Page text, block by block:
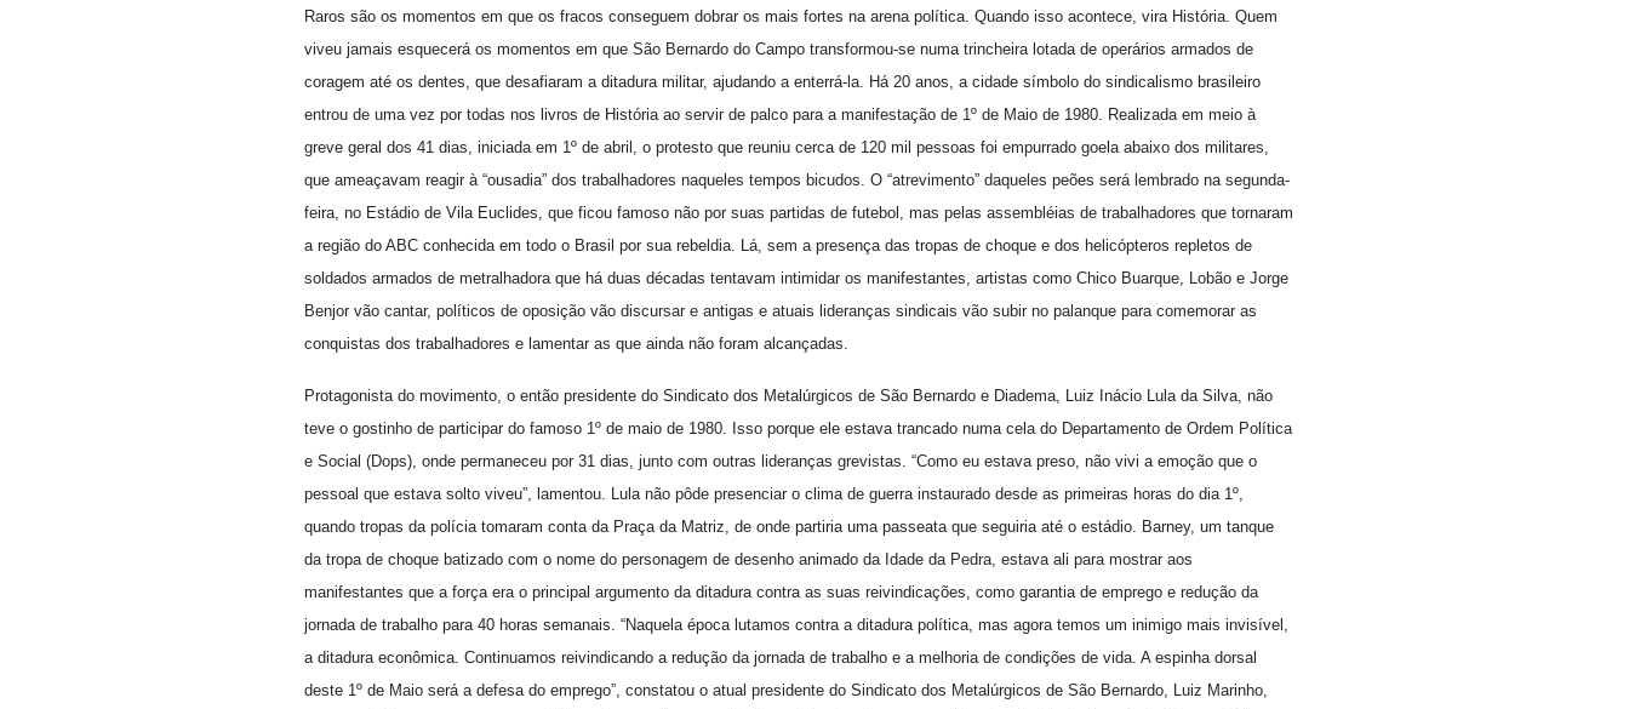
Raros são os momentos em que os fracos conseguem dobrar os mais fortes na arena política. Quando isso acontece, vira História. Quem
viveu jamais esquecerá os momentos em que São Bernardo do Campo transformou-se numa trincheira lotada de operários armados de
coragem até os dentes, que desafiaram a ditadura militar, ajudando a enterrá-la. Há 20 anos, a cidade símbolo do sindicalismo brasileiro
entrou de uma vez por todas nos livros de História ao servir de palco para a manifestação de 1º de Maio de 1980. Realizada em meio à
greve geral dos 41 dias, iniciada em 1º de abril, o protesto que reuniu cerca de 120 mil pessoas foi empurrado goela abaixo dos militares,
que ameaçavam reagir à “ousadia” dos trabalhadores naqueles tempos bicudos. O “atrevimento” daqueles peões será lembrado na segunda-
feira, no Estádio de Vila Euclides, que ficou famoso não por suas partidas de futebol, mas pelas assembléias de trabalhadores que tornaram
a região do ABC conhecida em todo o Brasil por sua rebeldia. Lá, sem a presença das tropas de choque e dos helicópteros repletos de
soldados armados de metralhadora que há duas décadas tentavam intimidar os manifestantes, artistas como Chico Buarque, Lobão e Jorge
Benjor vão cantar, políticos de oposição vão discursar e antigas e atuais lideranças sindicais vão subir no palanque para comemorar as
conquistas dos trabalhadores e lamentar as que ainda não foram alcançadas.
Protagonista do movimento, o então presidente do Sindicato dos Metalúrgicos de São Bernardo e Diadema, Luiz Inácio Lula da Silva, não
teve o gostinho de participar do famoso 1º de maio de 1980. Isso porque ele estava trancado numa cela do Departamento de Ordem Política
e Social (Dops), onde permaneceu por 31 dias, junto com outras lideranças grevistas. “Como eu estava preso, não vivi a emoção que o
pessoal que estava solto viveu”, lamentou. Lula não pôde presenciar o clima de guerra instaurado desde as primeiras horas do dia 1º,
quando tropas da polícia tomaram conta da Praça da Matriz, de onde partiria uma passeata que seguiria até o estádio. Barney, um tanque
da tropa de choque batizado com o nome do personagem de desenho animado da Idade da Pedra, estava ali para mostrar aos
manifestantes que a força era o principal argumento da ditadura contra as suas reivindicações, como garantia de emprego e redução da
jornada de trabalho para 40 horas semanais. “Naquela época lutamos contra a ditadura política, mas agora temos um inimigo mais invisível,
a ditadura econômica. Continuamos reivindicando a redução da jornada de trabalho e a melhoria de condições de vida. A espinha dorsal
deste 1º de Maio será a defesa do emprego”, constatou o atual presidente do Sindicato dos Metalúrgicos de São Bernardo, Luiz Marinho,